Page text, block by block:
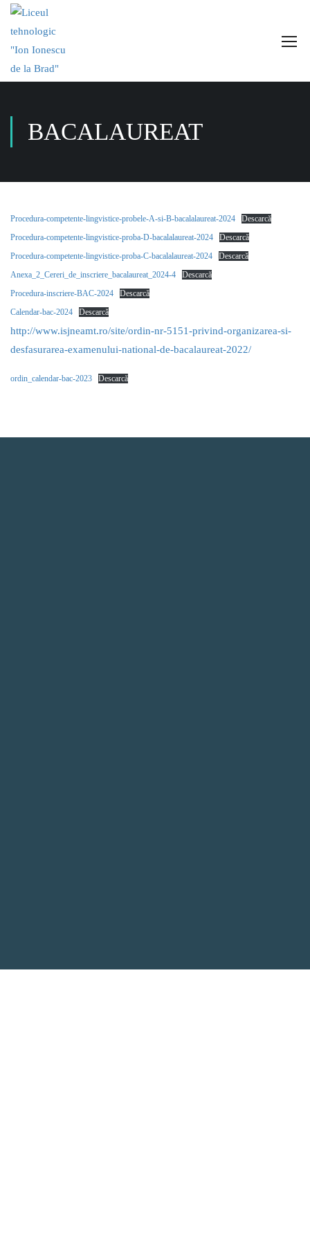
BACALAUREAT
Procedura-competente-lingvistice-probele-A-si-B-bacalalaureat-2024
Descarcă
Procedura-competente-lingvistice-proba-D-bacalalaureat-2024
Descarcă
Procedura-competente-lingvistice-proba-C-bacalalaureat-2024
Descarcă
Anexa_2_Cereri_de_inscriere_bacalaureat_2024-4
Descarcă
Procedura-inscriere-BAC-2024
Descarcă
Calendar-bac-2024
Descarcă
http://www.isjneamt.ro/site/ordin-nr-5151-privind-organizarea-si-
desfasurarea-examenului-national-de-bacalaureat-2022/
ordin_calendar-bac-2023 Descarcă